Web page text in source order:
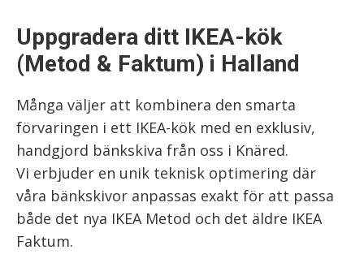
Uppgradera ditt IKEA-kök
(Metod & Faktum) i Halland
Många väljer att kombinera den smarta
förvaringen i ett IKEA-kök med en exklusiv,
handgjord bänkskiva från oss i Knäred.
Vi erbjuder en unik teknisk optimering där
våra bänkskivor anpassas exakt för att passa
både det nya IKEA Metod och det äldre IKEA
Faktum.